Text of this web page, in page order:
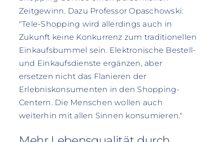
Zeitgewinn. Dazu Professor Opaschowski:
"Tele-Shopping wird allerdings auch in
Zukunft keine Konkurrenz zum traditionellen
Einkaufsbummel sein. Elektronische Bestell-
und Einkaufsdienste ergänzen, aber
ersetzen nicht das Flanieren der
Erlebniskonsumenten in den Shopping-
Centern. Die Menschen wollen auch
weiterhin mit allen Sinnen konsumieren."